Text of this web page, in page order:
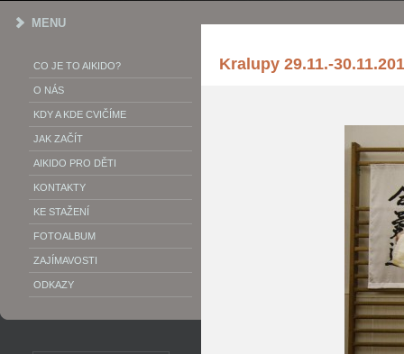
Kralupy 29.11.-
MENU
CO JE TO AIKIDO?
O NÁS
KDY A KDE CVIČÍME
JAK ZAČÍT
AIKIDO PRO DĚTI
KONTAKTY
KE STAŽENÍ
FOTOALBUM
ZAJÍMAVOSTI
ODKAZY